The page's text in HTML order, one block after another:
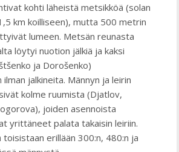
kohti läheistä metsikköä (solan
km koilliseen), mutta 500 metrin
lumeen. Metsän reunasta
löytyi nuotion jälkiä ja kaksi
ja Dorošenko)
jalkineita. Männyn ja leirin
kolme ruumista (Djatlov,
joiden asennoista
yrittäneet palata takaisin leiriin.
erillään 300:n, 480:n ja